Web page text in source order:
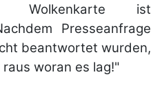
Wolkenkarte ist
Presseanfrage
beantwortet wurden,
woran es lag!"